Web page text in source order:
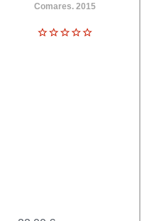
Comares. 2015